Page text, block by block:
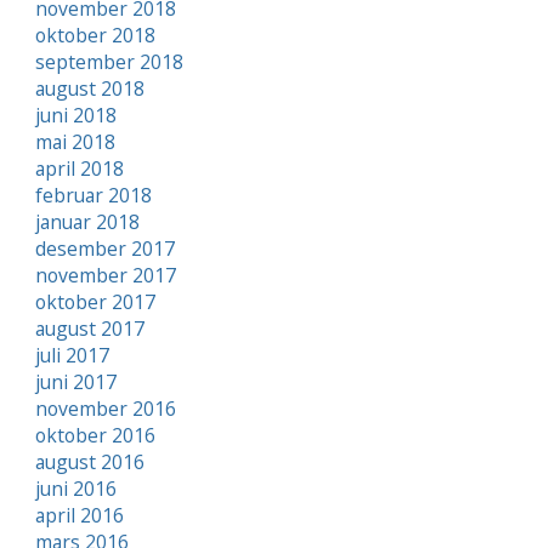
november 2018
oktober 2018
september 2018
august 2018
juni 2018
mai 2018
april 2018
februar 2018
januar 2018
desember 2017
november 2017
oktober 2017
august 2017
juli 2017
juni 2017
november 2016
oktober 2016
august 2016
juni 2016
april 2016
mars 2016